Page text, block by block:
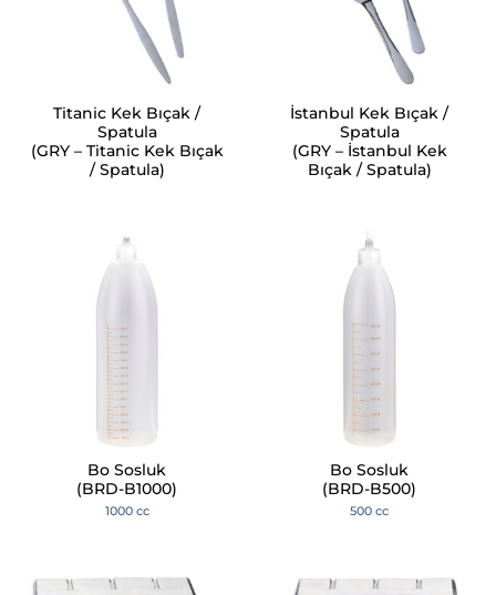
Titanic Kek Bıçak /
Spatula
(GRY – Titanic Kek Bıçak
/ Spatula)
İstanbul Kek Bıçak /
Spatula
(GRY – İstanbul Kek
Bıçak / Spatula)
Bo Sosluk
(BRD-B1000)
1000 cc
Bo Sosluk
(BRD-B500)
500 cc